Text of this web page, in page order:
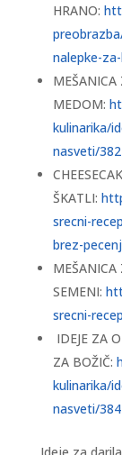
HRANO:
nalepke-
MEDOM:
kulinarika/
nasveti/
ŠKATLI:
srecni-
brez-
MEŠANICA
SEMENI:
srecni-
IDEJE ZA
ZA BOŽIČ:
kulinarika/
nasveti/